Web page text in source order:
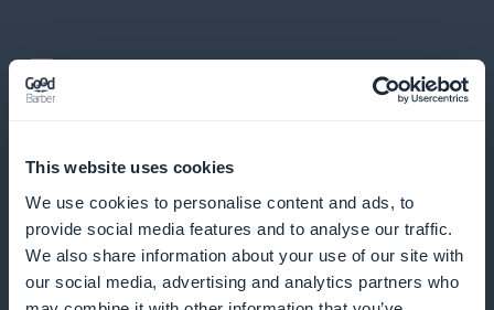
This website uses cookies
We use cookies to personalise content and ads, to
provide social media features and to analyse our traffic.
We also share information about your use of our site with
our social media, advertising and analytics partners who
tehostamiseksi